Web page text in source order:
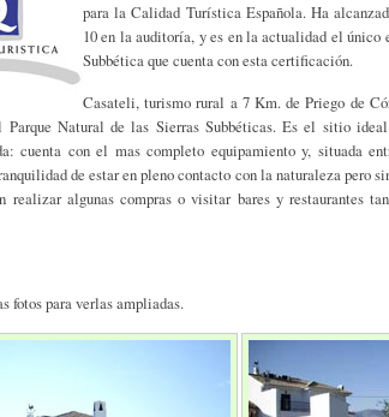
para la Calidad Turística Española. Ha
10 en la auditoría, y es en la actualidad el
Subbética que cuenta con esta certificación.
Casateli, turismo rural a 7 Km. de Priego de
Parque Natural de las Sierras Subbéticas. Es el sitio
cuenta con el mas completo equipamiento y, situada
de estar en pleno contacto con la naturaleza pero
realizar algunas compras o visitar bares y restaurantes
fotos para verlas ampliadas.